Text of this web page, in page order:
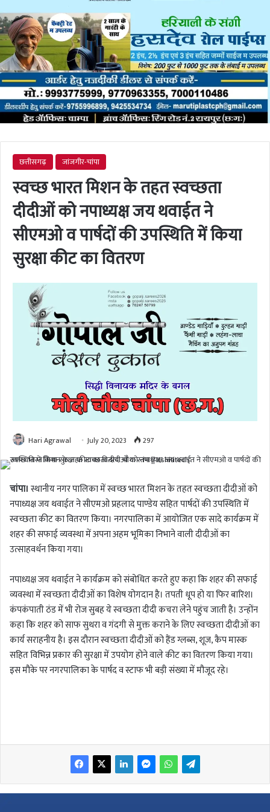
छत्तीसगढ़ जांजगीर-चांपा
स्वच्छ भारत मिशन के तहत स्वच्छता
दीदीओं को नपाध्यक्ष जय थवाईत ने
सीएमओ व पार्षदों की उपस्थिति में किया
सुरक्षा कीट का वितरण
Hari Agrawal July 20, 2023 297
चांपा। स्थानीय नगर पालिका में स्वच्छ भारत मिशन के तहत स्वच्छता दीदीओं को
नपाध्यक्ष जय थवाईत ने सीएमओ प्रहलाद पाण्डेय सहित पार्षदों की उपस्थिति में
स्वच्छता कीट का वितरण किया। नगरपालिका में आयोजित एक सादे कार्यक्रम में
शहर की सफाई व्यवस्था में अपना अहम भूमिका निभाने वाली दीदीओं का
उत्साहवर्धन किया गया।
नपाध्यक्ष जय थवाईत ने कार्यक्रम को संबोधित करते हुए कहा कि शहर की सफाई
व्यवस्था में स्वच्छता दीदीओं का विशेष योगदान है। तपती धूप हो या फिर बारिश।
कंपकंपाती ठंड में भी रोज सुबह ये स्वच्छता दीदी कचरा लेने पहुंच जाती है। उन्होंन
कहा कि शहर को साफ सुथरा व गंदगी से मुक्त कराने के लिए स्वच्छता दीदीओं का
कार्य सराहनीय है। इस दौरान स्वच्छता दीदीओं को हैंड ग्लब्स, शूज, कैप मास्क
सहित विभिन्न प्रकार की सुरक्षा में उपयोग होने वाले कीट का वितरण किया गया।
इस मौके पर नगरपालिका के पार्षद व स्टाफ भी बड़ी संख्या में मौजूद रहे।